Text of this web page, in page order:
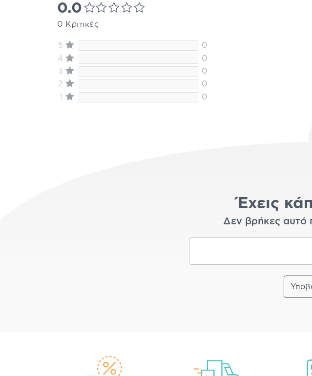
0.0
0 Κριτικές
5
0
4
0
3
0
2
0
1
0
Έχεις
Δεν βρήκες αυτό